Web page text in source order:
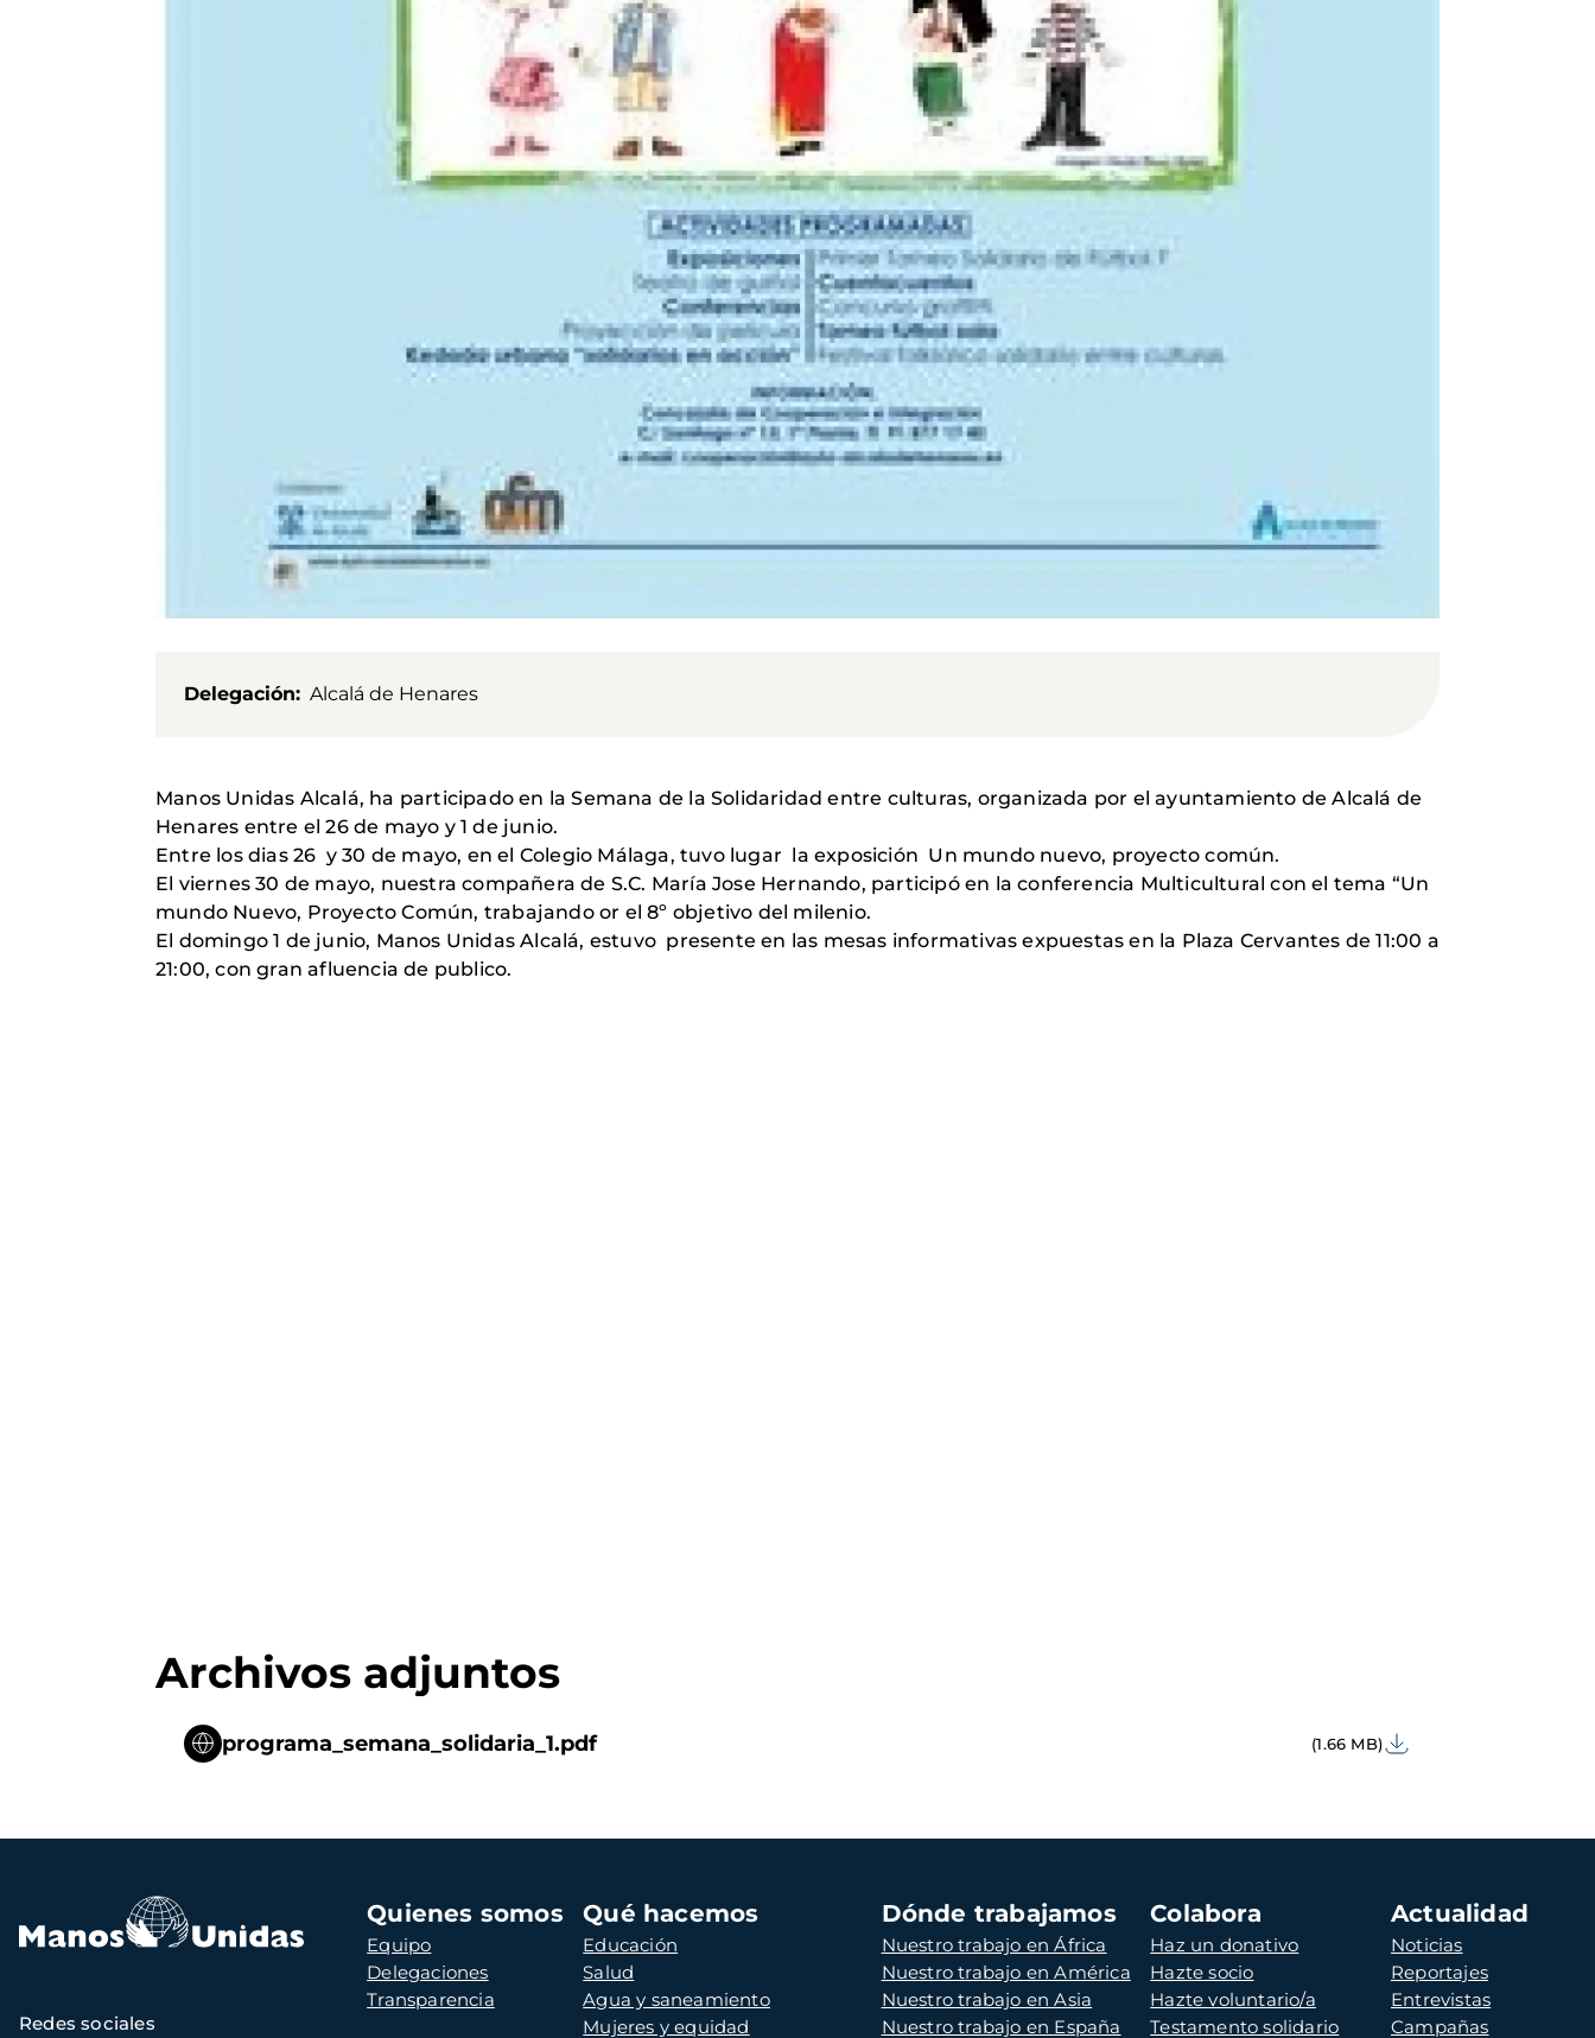
Delegación Alcalá de Henares
Manos Unidas Alcalá, ha participado en la Semana de la Solidaridad entre culturas, organizada por el ayuntamiento de Alcalá de
Henares entre el 26 de mayo y 1 de junio.
Entre los dias 26 y 30 de mayo, en el Colegio Málaga, tuvo lugar la exposición Un mundo nuevo, proyecto común.
El viernes 30 de mayo, nuestra compañera de S.C. María Jose Hernando, participó en la conferencia Multicultural con el tema “Un
mundo Nuevo, Proyecto Común, trabajando or el 8º objetivo del milenio.
El domingo 1 de junio, Manos Unidas Alcalá, estuvo presente en las mesas informativas expuestas en la Plaza Cervantes de 11:00 a
21:00, con gran afluencia de publico.
Archivos adjuntos
programa_semana_solidaria_1.pdf (1.66 MB)
Navegación
principal
Quienes somos
Equipo
Delegaciones
Transparencia
Qué hacemos
Educación
Salud
Agua y saneamiento
Mujeres y equidad
Dónde trabajamos
Nuestro trabajo en África
Nuestro trabajo en América
Nuestro trabajo en Asia
Nuestro trabajo en España
Colabora
Haz un donativo
Hazte socio
Hazte voluntario/a
Testamento solidario
Actualidad
Noticias
Reportajes
Entrevistas
Campañas
Redes sociales